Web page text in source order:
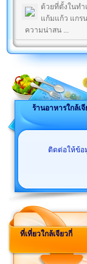
ด้วยที่ตั้งในทำ
แก้มแก้ว แกร
ความน่าสน ...
ร้านอาหารใกล้เ
ติดต่อให้ข้อ
ที่เที่ยวใกล้เจียวกี่